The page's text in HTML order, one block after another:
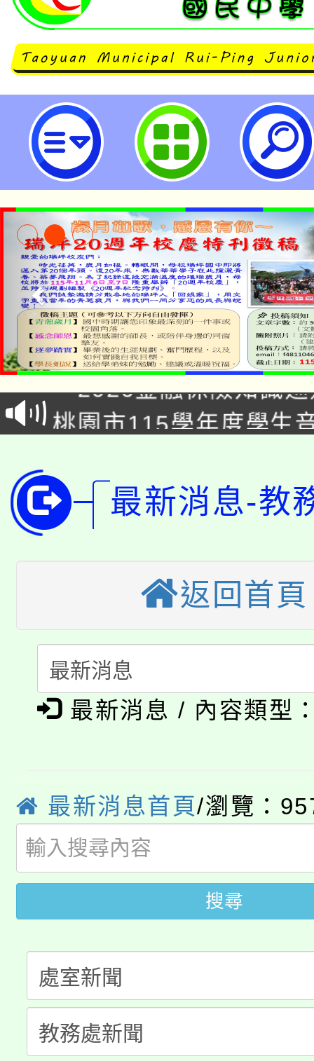
112學年度試辦學習區完全免試入
之『跨域教師專業成長工作坊』-
中學
公告本校115學年度第
代理(課)教師甄選結果(
「2026金融保險知識
車」活動
桃園市115學年度學生
代理(課)教師甄選結果(
公告本校115學年度第
代理(課)教師甄選結果(
轉知中國文化大學推廣
《TA101》溝通分析基
程，歡迎學生輔導中心
心理、諮商輔導、社會
系所師生報名參加。
縣市「校園短影音徵
門員」簡章及活動海報
踴躍報名參加。
桃園市115學年度學生
要點
展演活動實施計畫」
115年度「教育部表揚
義教育推展貢獻獎」
公告本校115學年度第
「2026金融保險知識
生本土語及新住民語歌
公告本校115學年度第
代理(課)教師甄選結果(
公告本校115學年度第
代理(課)教師甄選結果(
轉知中國文化大學推廣
《TA101》溝通分析基
程，歡迎學生輔導中心
心理、諮商輔導、社會
系所師生報名參加。
轉知苗栗縣政府辦理
門員」簡章及活動海報
踴躍報名參加。
要點
「桃園市補助參觀特色
展演活動實施計畫」
115年度「教育部表揚
義教育推展貢獻獎」
最新消息-教
返回首頁
最新消息 / 內容類型
最新消息首頁/瀏覽：
搜尋